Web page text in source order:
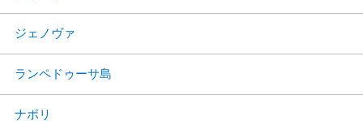
ジェノヴァ
ランペドゥーサ島
ナポリ